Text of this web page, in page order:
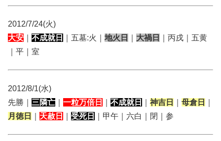
2012/7/24(火)
大安
不成就日 ｜五墓:火｜ 地火日 大禍日
｜丙戌｜五黄
｜平｜室
2012/8/1(水)
先勝｜ 三隣亡 一粒万倍日 不成就日 神吉日 母倉日
月徳日
天赦日 受死日 ｜甲午｜六白｜閉｜参